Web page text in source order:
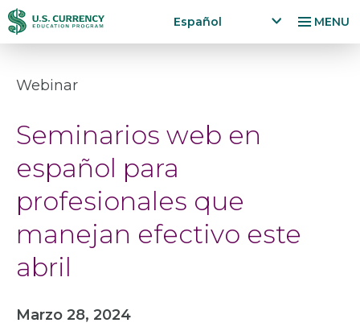
Pasar
al
principal
Accessibility
Statement
MENU
Español
x
e
Webinar
Seminarios web en
español para
profesionales que
manejan efectivo este
abril
Marzo 28, 2024